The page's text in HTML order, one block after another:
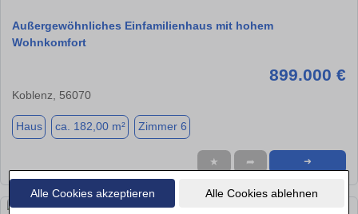
Alle Cookies akzeptieren Alle Cookies ablehnen
Außergewöhnliches Einfamilienhaus mit hohem
Wohnkomfort
899.000 €
Koblenz, 56070
Haus ca. 182,00 m² Zimmer 6
★ ➦ ➜